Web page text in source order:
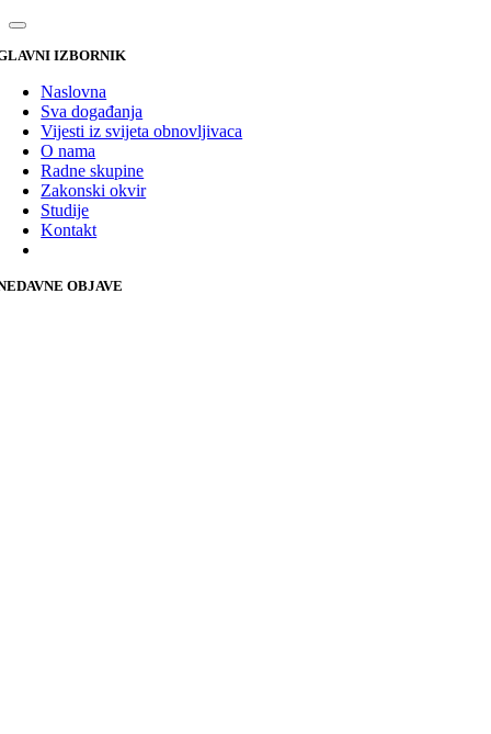
IZBORNIK
Naslovna
Sva događanja
Vijesti iz svijeta obnovljivaca
O nama
Radne skupine
Zakonski okvir
Studije
Kontakt
OBJAVE